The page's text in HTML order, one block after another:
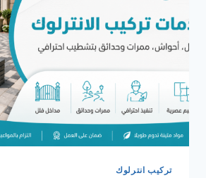
تركيب انترلوك